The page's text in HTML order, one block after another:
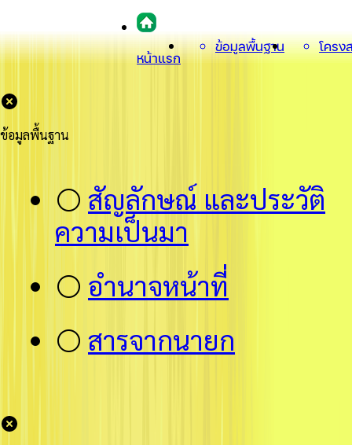
หน้าแรก
ข้อมูลพื้นฐาน โครง
ข้อมูลพื้นฐาน
⚪ สัญลักษณ์ และประวัติ
ความเป็นมา
⚪ อำนาจหน้าที่
⚪ สารจากนายก